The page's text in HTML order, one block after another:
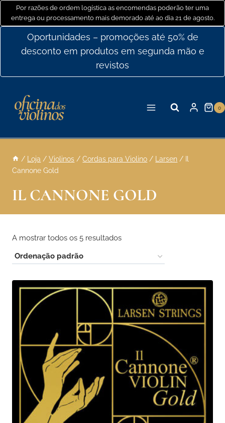
para
conteúdo
Por razões de ordem logística as encomendas poderão ter uma
entrega ou processamento mais demorado até ao dia 21 de agosto.
Oportunidades – promoções até 50% de
desconto em produtos em segunda mão e
revistos
0
/ Loja / Violinos / Cordas para Violino / Larsen / Il
Cannone Gold
IL CANNONE GOLD
A mostrar todos os 5 resultados